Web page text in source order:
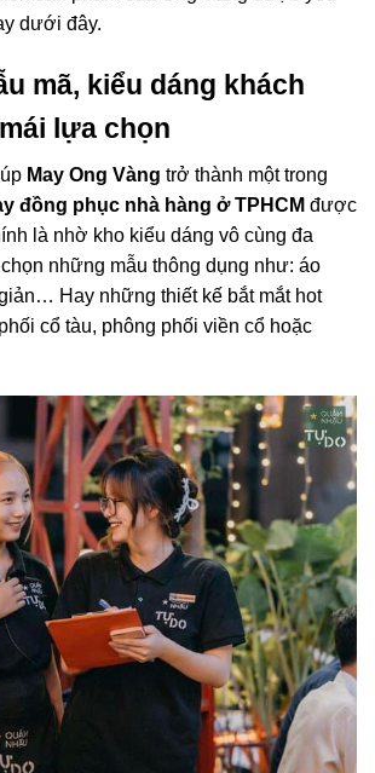
dưới đây.
mã, kiểu dáng khách
lựa chọn
May Ong Vàng trở thành một trong
đồng phục nhà hàng ở TPHCM được
là nhờ kho kiểu dáng vô cùng đa
những mẫu thông dụng như: áo
Hay những thiết kế bắt mắt hot
cổ tàu, phông phối viền cổ hoặc